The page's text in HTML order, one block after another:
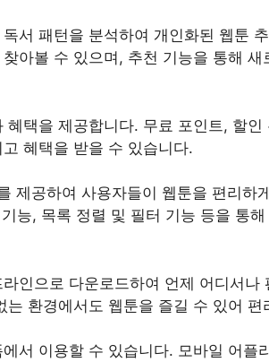
서 패턴을 분석하여 개인화된 웹툰
아볼 수 있으며, 추천 기능을 통해 새
택을 제공합니다. 무료 포인트, 할인
혜택을 받을 수 있습니다.
제공하여 사용자들이 웹툰을 편리하
능, 목록 정렬 및 필터 기능 등을 통
인으로 다운로드하여 언제 어디서나
환경에서도 웹툰을 즐길 수 있어 편
서 이용할 수 있습니다. 모바일 어플